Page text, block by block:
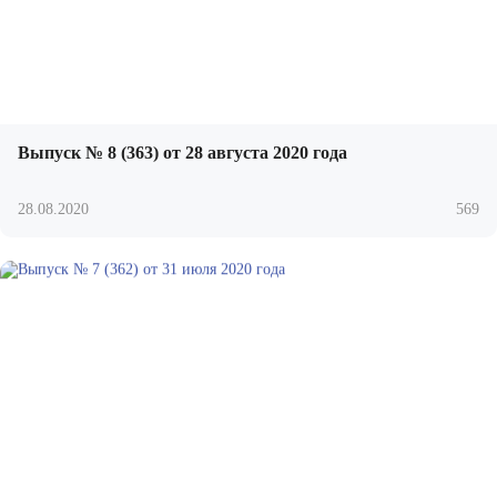
Выпуск № 8 (363) от 28 августа 2020 года
28.08.2020 569